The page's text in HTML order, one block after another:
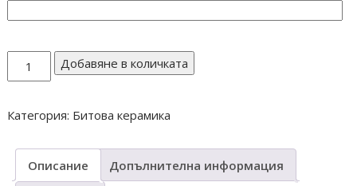
количество
за
8л
Добавяне в количката
Категория: Битова керамика
Описание Допълнителна информация